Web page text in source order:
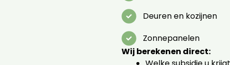
Deuren en kozijnen
Zonnepanelen
Wij berekenen direct: